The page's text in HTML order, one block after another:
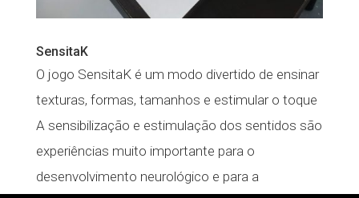
SensitaK
O jogo SensitaK é um modo divertido de ensinar
texturas, formas, tamanhos e estimular o toque
A sensibilização e estimulação dos sentidos são
experiências muito importante para o
desenvolvimento neurológico e para a